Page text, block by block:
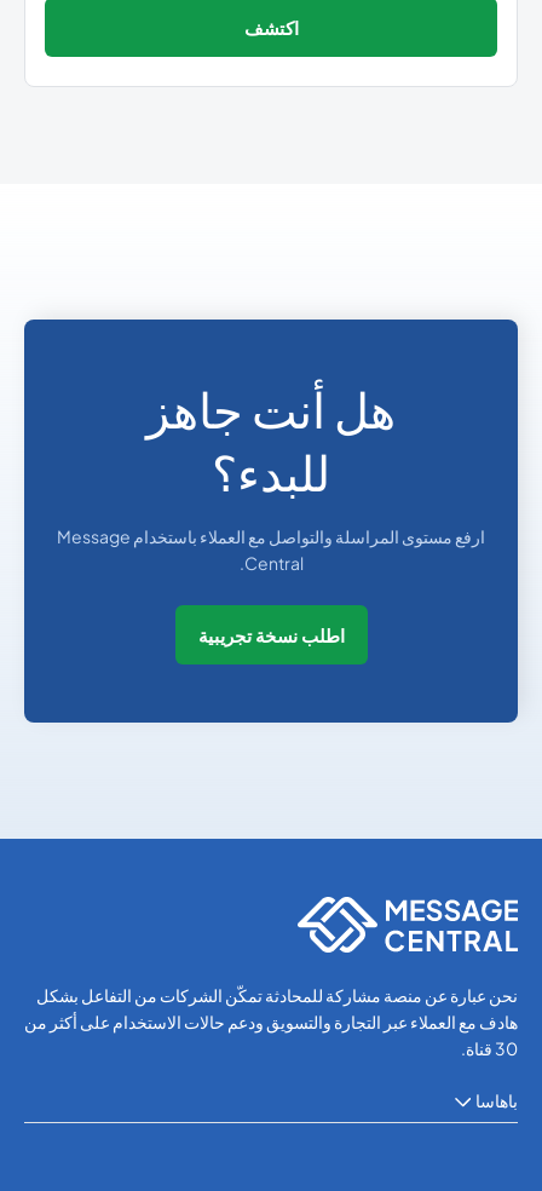
اكتشف
هل أنت جاهز
للبدء؟
ارفع مستوى المراسلة والتواصل مع العملاء باستخدام Message
Central.
اطلب نسخة تجريبية
نحن عبارة عن منصة مشاركة للمحادثة تمكّن الشركات من التفاعل بشكل
هادف مع العملاء عبر التجارة والتسويق ودعم حالات الاستخدام على أكثر من
30 قناة.
باهاسا